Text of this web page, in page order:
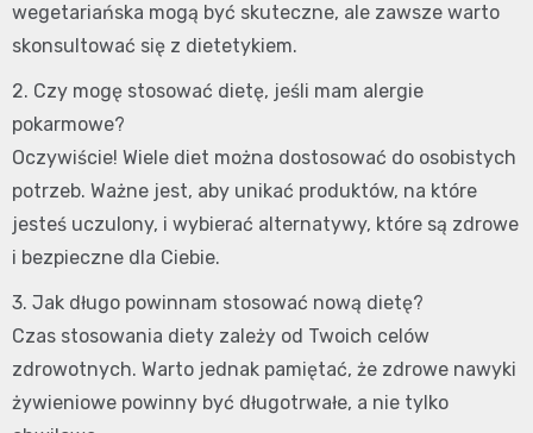
wegetariańska mogą być skuteczne, ale zawsze warto
skonsultować się z dietetykiem.
2. Czy mogę stosować dietę, jeśli mam alergie
pokarmowe?
Oczywiście! Wiele diet można dostosować do osobistych
potrzeb. Ważne jest, aby unikać produktów, na które
jesteś uczulony, i wybierać alternatywy, które są zdrowe
i bezpieczne dla Ciebie.
3. Jak długo powinnam stosować nową dietę?
Czas stosowania diety zależy od Twoich celów
zdrowotnych. Warto jednak pamiętać, że zdrowe nawyki
żywieniowe powinny być długotrwałe, a nie tylko